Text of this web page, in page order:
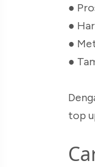
●
●
●
●
top